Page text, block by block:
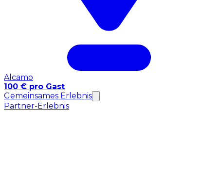
Alcamo
100 € pro Gast
Gemeinsames Erlebnis
Partner-Erlebnis